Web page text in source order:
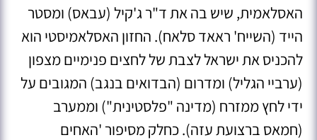
האסלאמית, שיש בה את ד"ר ג'קיל (עבאס) ומסטר
הייד (השייח' ראאד סלאח). החזון האסלאמיסטי הוא
להכניס את ישראל לצבת של לחצים פנימיים מצפון
(ערביי הגליל) ומדרום (הבדואים בנגב) המגובים על
ידי לחץ ממזרח (מדינה "פלסטינית") וממערב
(חמאס ברצועת עזה). כחלק מסיפור 'האחים